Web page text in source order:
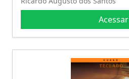
Acessar